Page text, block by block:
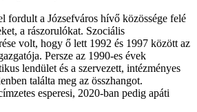
fordult a Józsefváros hívő közössége felé
a rászorulókat. Szociális
volt, hogy ő lett 1992 és 1997 között az
Persze az 1990-es évek
lendület és a szervezett, intézményes
találta meg az összhangot.
esperesi, 2020-ban pedig apáti